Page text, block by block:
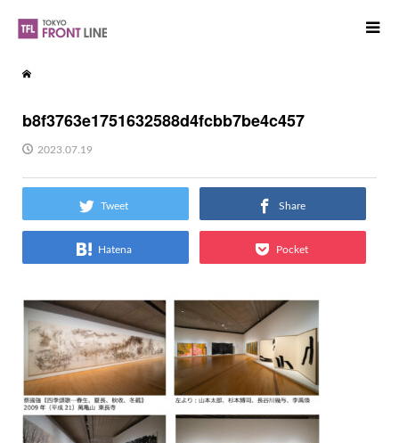
b8f3763e1751632588d4fcbb7be4c457
2023.07.19
Tweet Share
Hatena Pocket